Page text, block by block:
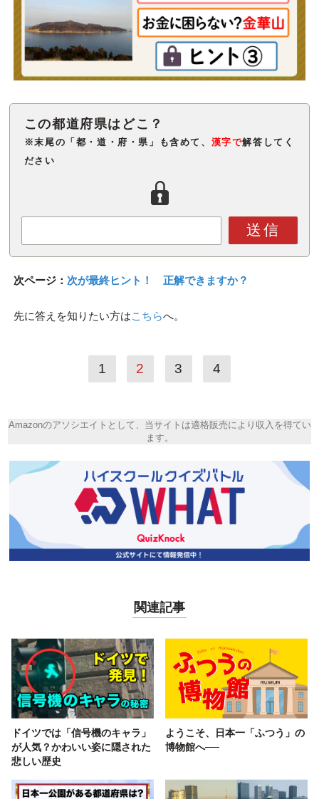
※末尾の「都・道・府・県」も含めて、 漢字で解答してく
ださい
送信
次ページ： 次が最終ヒント！ 正解できますか？
先に答えを知りたい方はこちらへ。
1 2 3 4
Amazonのアソシエイトとして、当サイトは適格販売により収入を得てい
ます。
関連記事
ドイツでは「信号機のキャラ」
が人気？かわいい姿に隠された
悲しい歴史
ようこそ、日本一「ふつう」の
博物館へ──